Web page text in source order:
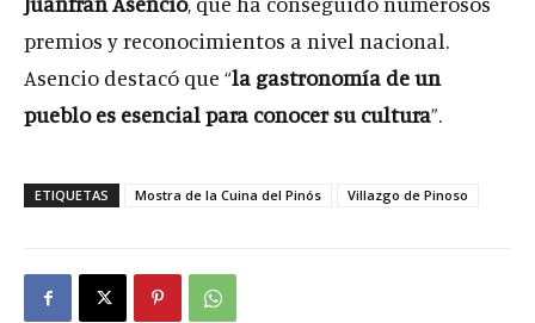
premios y reconocimientos a nivel nacional.
Asencio destacó que “la gastronomía de un
pueblo es esencial para conocer su cultura”.
ETIQUETAS Mostra de la Cuina del Pinós Villazgo de Pinoso